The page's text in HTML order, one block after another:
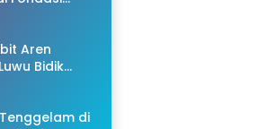
di Luwu
Aren
Bidik
Aren
di